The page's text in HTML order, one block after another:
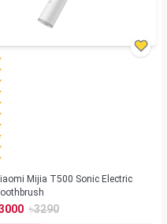
Mijia T500 Sonic Electric
৳3290